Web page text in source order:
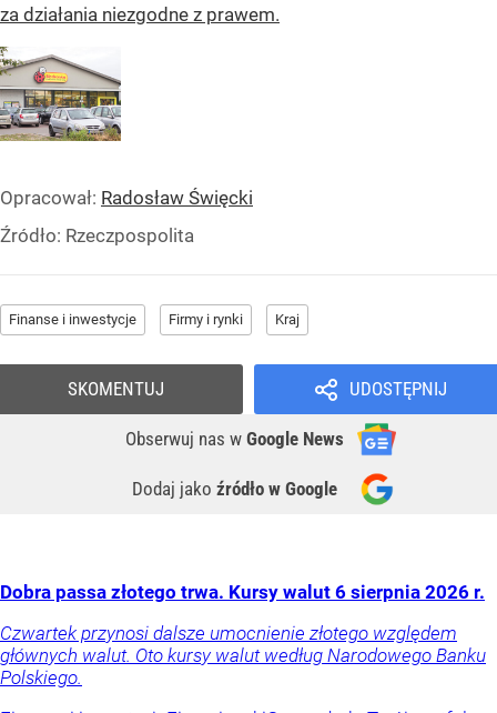
za działania niezgodne z prawem.
Opracował: Radosław Święcki
Źródło: Rzeczpospolita
Finanse i inwestycje Firmy i rynki Kraj
UDOSTĘPNIJ
Obserwuj nas w Google News
Dodaj jako źródło w Google
SKOMENTUJ
Dobra passa złotego trwa. Kursy walut 6 sierpnia 2026 r.
Czwartek przynosi dalsze umocnienie złotego względem
głównych walut. Oto kursy walut według Narodowego Banku
Polskiego.